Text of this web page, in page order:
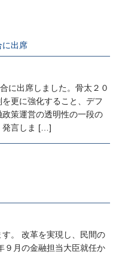
に出席
に出席しました。骨太２０
更に強化すること、デフ
策運営の透明性の一段の
発言しま […]
。 改革を実現し、民間の
９月の金融担当大臣就任か